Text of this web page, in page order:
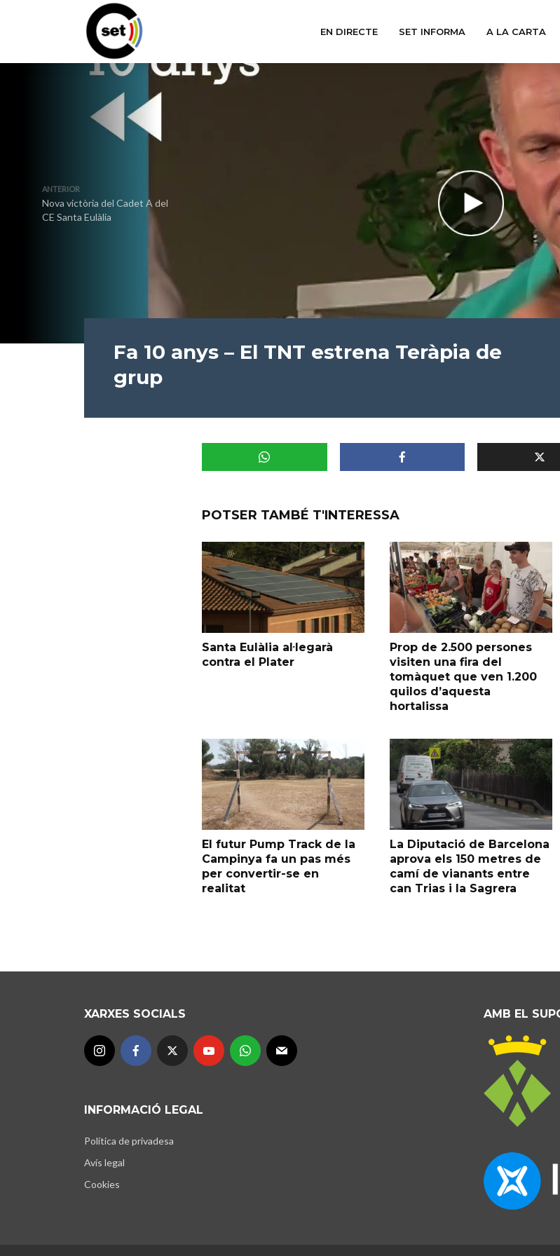
EN DIRECTE SET INFORMA A LA CARTA
ANTERIOR
Nova victòria del Cadet A del
CE Santa Eulàlia
Fa 10 anys – El TNT estrena Teràpia de
grup
POTSER TAMBÉ T'INTERESSA
Santa Eulàlia al·legarà
contra el Plater
Prop de 2.500 persones
visiten una fira del
tomàquet que ven 1.200
quilos d’aquesta
hortalissa
El futur Pump Track de la
Campinya fa un pas més
per convertir-se en
realitat
La Diputació de Barcelona
aprova els 150 metres de
camí de vianants entre
can Trias i la Sagrera
XARXES SOCIALS
INFORMACIÓ LEGAL
Política de privadesa
Avís legal
Cookies
AMB EL